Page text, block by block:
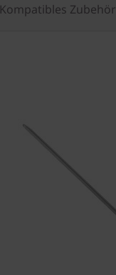
Kompatibles Zubehör